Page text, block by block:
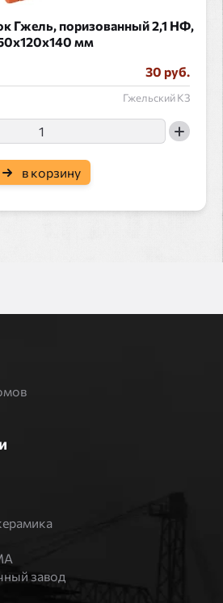
Гжель, поризованный 2,1 НФ,
мм
30 руб.
Гжельский КЗ
в корзину
завод